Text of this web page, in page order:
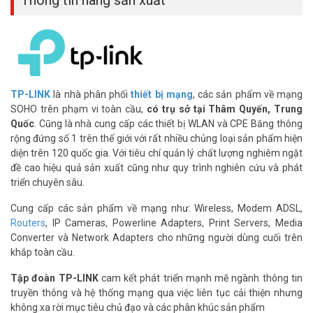
Dễ dàng tạo hệ thống Mesh WiFi
Nếu bạn có bất kỳ vùng chết WiFi nào ở nhà, chỉ cần thêm một bộ
mở rộng sóng/router WiFi tương thích với EasyMesh khác để tạo hệ
thống Mesh WiFi Gigabit cho toàn bộ ngôi nhà của bạn. Tận hưởng
một kết nối ổn định.
WPA3 — Cấp Độ Bảo Mật Mạng Thế Hệ Mới
TP-LINK là nhà phân phốithiết bị mạng, các sản phẩm về mạng
SOHO trên phạm vi toàn cầu, có trụ sở tại Thâm Quyến, Trung
Quốc . Cũng là nhà cung cấp các thiết bị WLAN và CPE Băng thông
rộng đứng số 1 trên thế giới với rất nhiều chủng loại sản phẩm hiện
diện trên 120 quốc gia. Với tiêu chí quản lý chất lượng nghiêm ngặt
đề cao hiệu quả sản xuất cũng như quy trình nghiên cứu và phát
triển chuyên sâu.
Cung cấp các sản phẩm về mạng như: Wireless, Modem ADSL,
Routers, IP Cameras, Powerline Adapters, Print Servers, Media
Converter và Network Adapters cho những người dùng cuối trên
khắp toàn cầu.
Tập đoàn TP-LINKcam kết phát triển mạnh mẽ ngành thông tin
truyền thông và hệ thống mạng qua việc liên tục cải thiện nhưng
không xa rời mục tiêu chủ đạo và các phân khúc sản phẩm